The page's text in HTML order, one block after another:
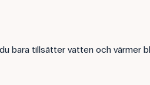
bara tillsätter vatten och värmer